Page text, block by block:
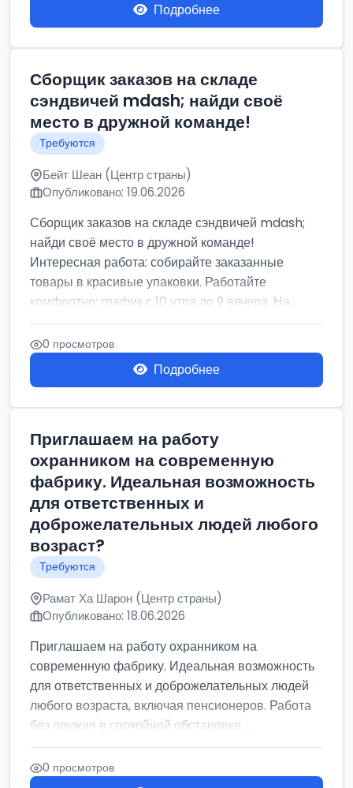
Подробнее
Сборщик заказов на складе
сэндвичей mdash; найди своё
место в дружной команде!
Требуются
Бейт Шеан (Центр страны)
Опубликовано: 19.06.2026
Сборщик заказов на складе сэндвичей mdash;
найди своё место в дружной команде!
Интересная работа: собирайте заказанные
товары в красивые упаковки. Работайте
комфортно: график с 10 утра до 9 вечера. На...
0 просмотров
Подробнее
Приглашаем на работу
охранником на современную
фабрику. Идеальная возможность
для ответственных и
доброжелательных людей любого
возраст?
Требуются
Рамат Ха Шарон (Центр страны)
Опубликовано: 18.06.2026
Приглашаем на работу охранником на
современную фабрику. Идеальная возможность
для ответственных и доброжелательных людей
любого возраста, включая пенсионеров. Работа
без оружия в спокойной обстановке....
0 просмотров